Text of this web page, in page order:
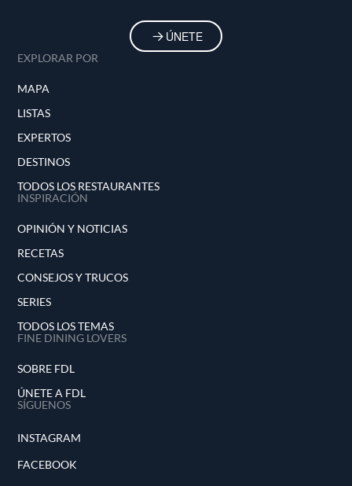
ÚNETE
EXPLORAR POR
MAPA
LISTAS
EXPERTOS
DESTINOS
TODOS LOS RESTAURANTES
INSPIRACIÓN
OPINIÓN Y NOTICIAS
RECETAS
CONSEJOS Y TRUCOS
SERIES
TODOS LOS TEMAS
FINE DINING LOVERS
SOBRE FDL
ÚNETE A FDL
SÍGUENOS
INSTAGRAM
FACEBOOK